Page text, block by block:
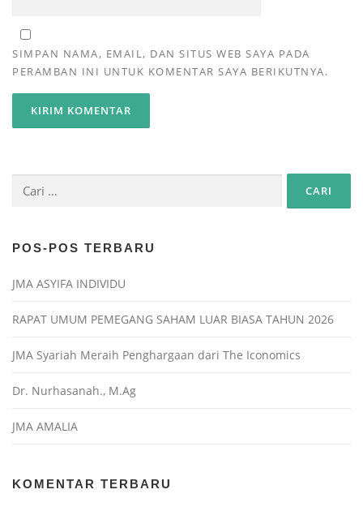
SIMPAN NAMA, EMAIL, DAN SITUS WEB SAYA PADA
PERAMBAN INI UNTUK KOMENTAR SAYA BERIKUTNYA.
POS-POS TERBARU
JMA ASYIFA INDIVIDU
RAPAT UMUM PEMEGANG SAHAM LUAR BIASA TAHUN 2026
JMA Syariah Meraih Penghargaan dari The Iconomics
Dr. Nurhasanah., M.Ag
JMA AMALIA
KOMENTAR TERBARU